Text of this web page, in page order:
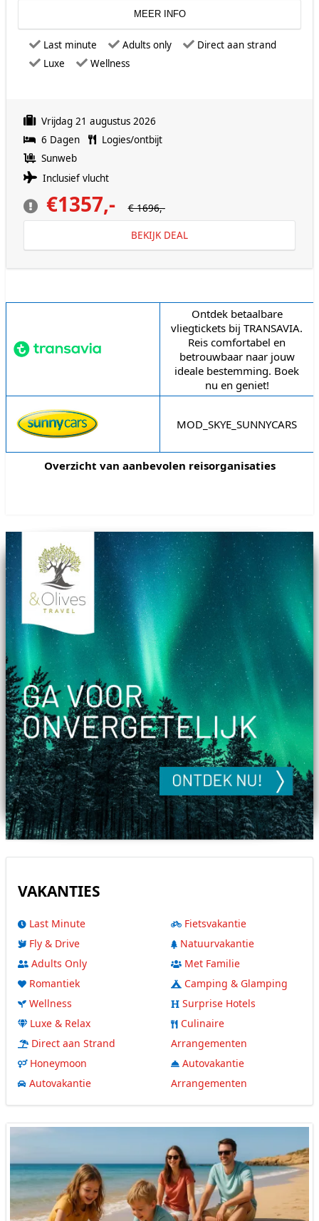
MEER INFO
Last minute Adults only
Direct aan strand
Luxe
Wellness
Vrijdag 21 augustus 2026
6 Dagen
Logies/ontbijt
Sunweb
Inclusief vlucht
€1357,- € 1696,-
BEKIJK DEAL
Overzicht van aanbevolen reisorganisaties
Ontdek betaalbare
vliegtickets bij TRANSAVIA.
Reis comfortabel en
betrouwbaar naar jouw
ideale bestemming. Boek
nu en geniet!
MOD_SKYE_SUNNYCARS
VAKANTIES
Last Minute
Fly & Drive
Adults Only
Romantiek
Wellness
Luxe & Relax
Direct aan Strand
Honeymoon
Autovakantie
Fietsvakantie
Natuurvakantie
Met Familie
Camping & Glamping
Surprise Hotels
Culinaire
Arrangementen
Autovakantie
Arrangementen